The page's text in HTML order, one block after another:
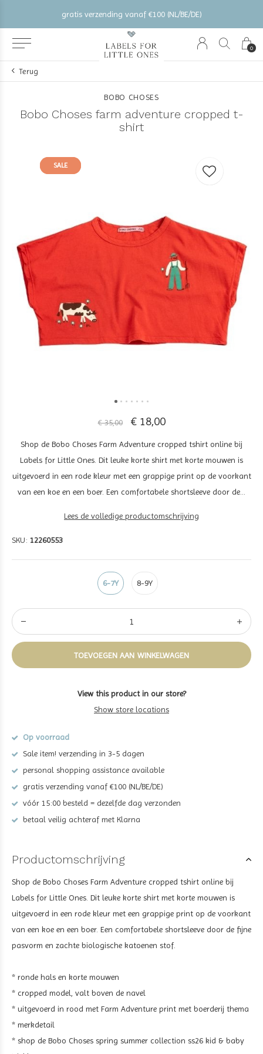
0
gratis verzending vanaf €100 (NL/BE/DE)
Terug
BOBO CHOSES
Bobo Choses farm adventure cropped t-
shirt
SALE
SALE
€ 35,00 € 18,00
Shop de Bobo Choses Farm Adventure cropped tshirt online bij
Labels for Little Ones. Dit leuke korte shirt met korte mouwen is
uitgevoerd in een rode kleur met een grappige print op de voorkant
van een koe en een boer. Een comfortabele shortsleeve door de...
Lees de volledige productomschrijving
SKU: 12260553
6-7Y 8-9Y
TOEVOEGEN AAN WINKELWAGEN
View this product in our store?
Show store locations
Op voorraad
Sale item! verzending in 3-5 dagen
personal shopping assistance available
gratis verzending vanaf €100 (NL/BE/DE)
vóór 15:00 besteld = dezelfde dag verzonden
betaal veilig achteraf met Klarna
Productomschrijving
Shop de Bobo Choses Farm Adventure cropped tshirt online bij
Labels for Little Ones. Dit leuke korte shirt met korte mouwen is
uitgevoerd in een rode kleur met een grappige print op de voorkant
van een koe en een boer. Een comfortabele shortsleeve door de fijne
pasvorm en zachte biologische katoenen stof.
* ronde hals en korte mouwen
* cropped model, valt boven de navel
* uitgevoerd in rood met Farm Adventure print met boerderij thema
* merkdetail
* shop de Bobo Choses spring summer collection ss26 kid & baby